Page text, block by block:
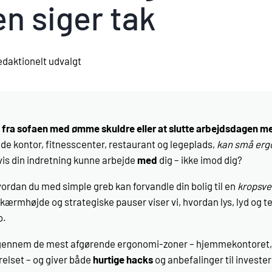
siger tak
udvalgt
sofaen med ømme skuldre eller at slutte arbejdsdagen
kontor, fitness­center, restaurant og legeplads, kan små
din indretning kunne arbejde med dig – ikke imod dig?
du med simple greb kan forvandle din bolig til en
og strategiske pauser viser vi, hvordan lys, lyd og
de mest afgørende ergonomi-zoner –
– og giver både hurtige hacks og anbefalinger til